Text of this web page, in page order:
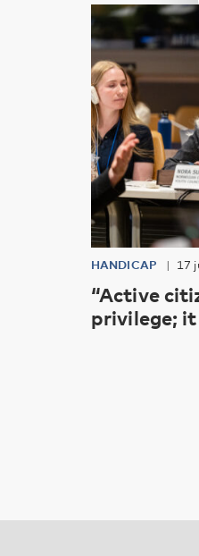
HANDICAP 17
“Active
privilege;